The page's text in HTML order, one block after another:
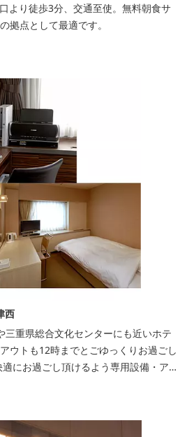
より徒歩3分、交通至使。無料朝食サ
拠点として最適です。
西
三重県総合文化センターにも近いホテ
ウトも12時までとごゆっくりお過ごし
ビジネスマンに最適なパソコン・プリ
多様な部屋タイプ・サービスをご用